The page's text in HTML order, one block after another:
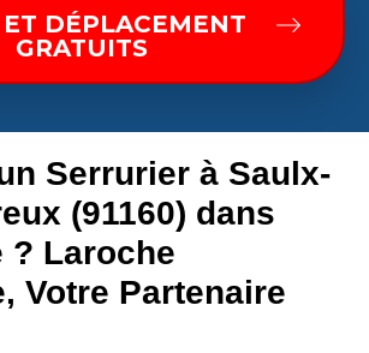
DÉPLACEMENT
GRATUITS
Serrurier à Saulx-
(91160) dans
? Laroche
Votre Partenaire